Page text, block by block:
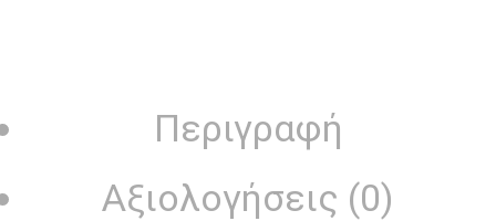
Περιγραφή
Αξιολογήσεις (0)